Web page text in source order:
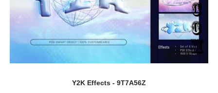
Y2K Effects - 9T7A56Z